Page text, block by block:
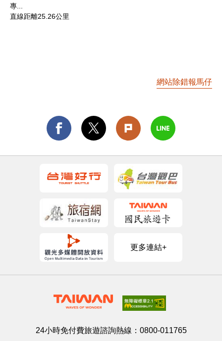
專...
直線距離25.26公里
網站除錯報馬仔
更多連結+
24小時免付費旅遊諮詢熱線： 0800-011765